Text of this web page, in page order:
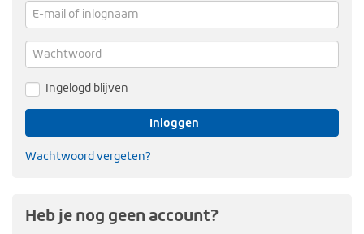
E-
mail
of
inlognaam
Wachtwoord
Ingelogd blijven
Inloggen
Wachtwoord vergeten?
Heb je nog geen account?